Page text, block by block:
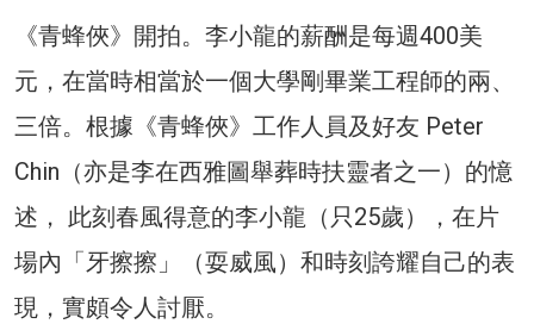
《青蜂俠》開拍。李小龍的薪酬是每週400美
元，在當時相當於一個大學剛畢業工程師的兩、
三倍。根據《青蜂俠》工作人員及好友 Peter
Chin（亦是李在西雅圖舉葬時扶靈者之一）的憶
述， 此刻春風得意的李小龍（只25歲），在片
場內「牙擦擦」（耍威風）和時刻誇耀自己的表
現，實頗令人討厭。